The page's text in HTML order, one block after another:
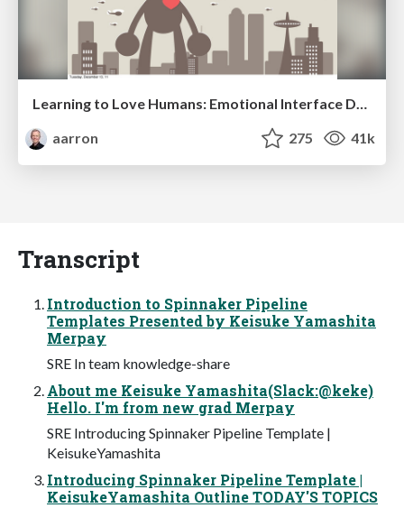
aarron
275 41k
Transcript
Introduction to Spinnaker Pipeline
Templates Presented by Keisuke Yamashita
Merpay
SRE In team knowledge-share
About me Keisuke Yamashita(Slack:@keke)
Hello. I'm from new grad Merpay
SRE Introducing Spinnaker Pipeline Template |
KeisukeYamashita
Introducing Spinnaker Pipeline Template |
KeisukeYamashita Outline TODAY'S TOPICS